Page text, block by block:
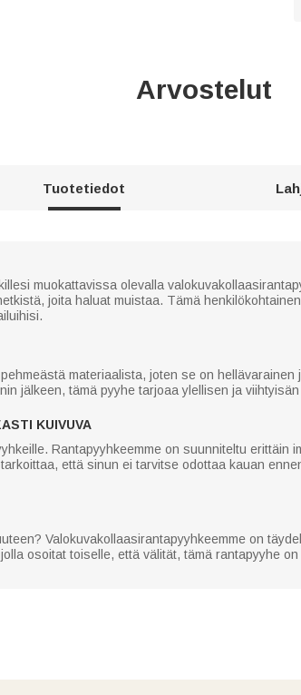
Arvostelut
Tuotetiedot
muokattavissa olevalla
joita haluat muistaa. Tämä
materiaalista, joten se on
jälkeen, tämä pyyhe tarjoaa ylellisen ja
KUIVUVA
Rantapyyhkeemme on suunniteltu erittäin
että sinun ei tarvitse odottaa kauan
Valokuvakollaasirantapyyhkeemme on
osoitat toiselle, että välität, tämä rantapyyhe